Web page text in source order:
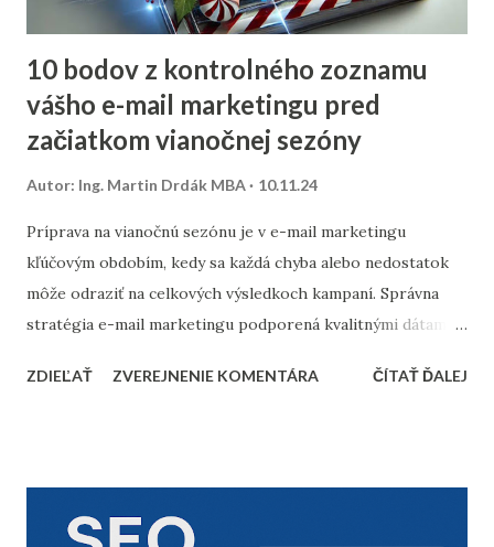
10 bodov z kontrolného zoznamu
vášho e-mail marketingu pred
začiatkom vianočnej sezóny
Autor: Ing. Martin Drdák MBA 10.11.24
Príprava na vianočnú sezónu je v e-mail marketingu
kľúčovým obdobím, kedy sa každá chyba alebo nedostatok
môže odraziť na celkových výsledkoch kampaní. Správna
stratégia e-mail marketingu podporená kvalitnými dátami a
priniesť nárast predajov aj vysokú spokojnosť zákazníkov.
Odfiltrovanie neaktívnych používateľov, starých alebo
ZDIEĽAŤ ZVEREJNENIE KOMENTÁRA ČÍTAŤ ĎALEJ